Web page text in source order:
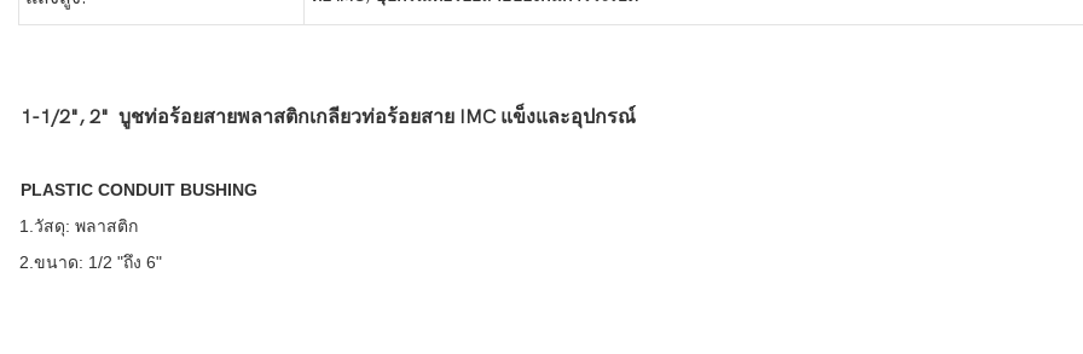
1-1/2", 2" บูชท่อร้อยสายพลาสติกเกลียวท่อร้อยสาย IMC แข็งและอุปกรณ์
PLASTIC CONDUIT BUSHING
1.วัสดุ: พลาสติก
2.ขนาด: 1/2 "ถึง 6"